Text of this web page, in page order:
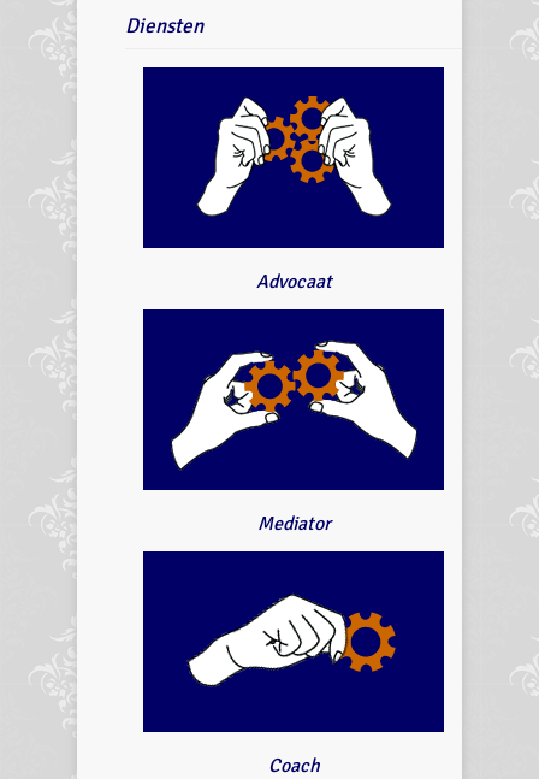
Diensten
Advocaat
Mediator
Coach